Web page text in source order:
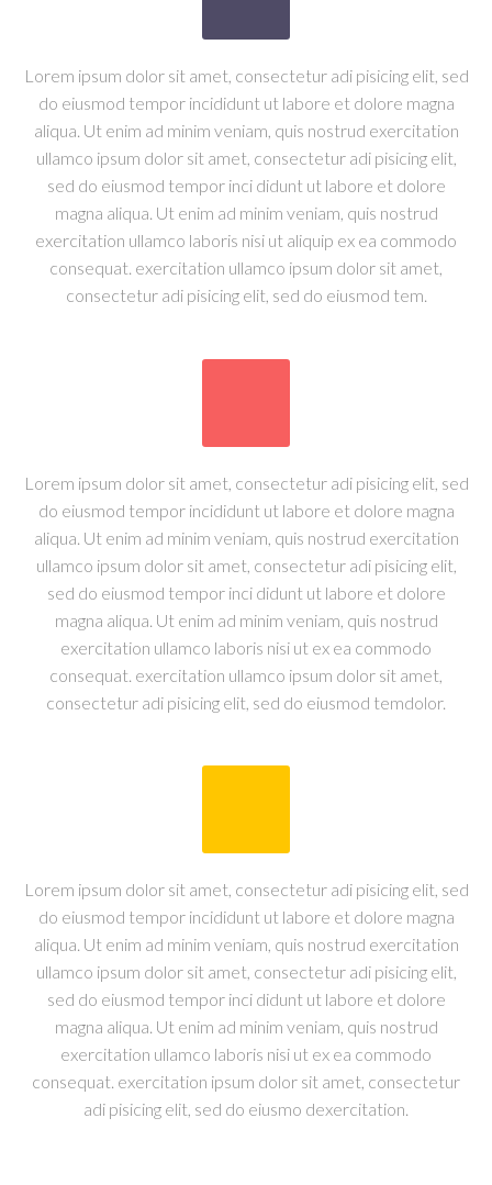
Lorem ipsum dolor sit amet, consectetur adi pisicing elit, sed
do eiusmod tempor incididunt ut labore et dolore magna
aliqua. Ut enim ad minim veniam, quis nostrud exercitation
ullamco ipsum dolor sit amet, consectetur adi pisicing elit,
sed do eiusmod tempor inci didunt ut labore et dolore
magna aliqua. Ut enim ad minim veniam, quis nostrud
exercitation ullamco laboris nisi ut aliquip ex ea commodo
consequat. exercitation ullamco ipsum dolor sit amet,
consectetur adi pisicing elit, sed do eiusmod tem.
Lorem ipsum dolor sit amet, consectetur adi pisicing elit, sed
do eiusmod tempor incididunt ut labore et dolore magna
aliqua. Ut enim ad minim veniam, quis nostrud exercitation
ullamco ipsum dolor sit amet, consectetur adi pisicing elit,
sed do eiusmod tempor inci didunt ut labore et dolore
magna aliqua. Ut enim ad minim veniam, quis nostrud
exercitation ullamco laboris nisi ut ex ea commodo
consequat. exercitation ullamco ipsum dolor sit amet,
consectetur adi pisicing elit, sed do eiusmod temdolor.
Lorem ipsum dolor sit amet, consectetur adi pisicing elit, sed
do eiusmod tempor incididunt ut labore et dolore magna
aliqua. Ut enim ad minim veniam, quis nostrud exercitation
ullamco ipsum dolor sit amet, consectetur adi pisicing elit,
sed do eiusmod tempor inci didunt ut labore et dolore
magna aliqua. Ut enim ad minim veniam, quis nostrud
exercitation ullamco laboris nisi ut ex ea commodo
consequat. exercitation ipsum dolor sit amet, consectetur
adi pisicing elit, sed do eiusmo dexercitation.